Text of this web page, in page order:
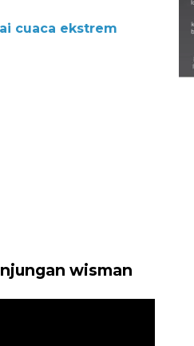
cuaca ekstrem
wisman
Ketupat di